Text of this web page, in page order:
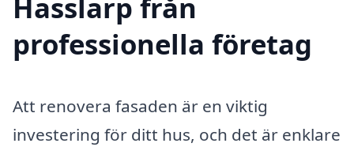
Hasslarp från
professionella företag
Att renovera fasaden är en viktig
investering för ditt hus, och det är enklare